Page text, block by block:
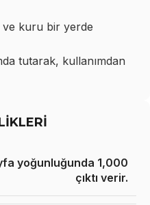
ve kuru bir yerde
tutarak, kullanımdan
yoğunluğunda 1,000
çıktı verir.